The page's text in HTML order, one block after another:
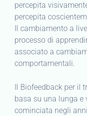
percepita
percepita
Il cambiamento a
processo di
associato a
comportamentali.
Il Biofeedback per il
basa su una lunga
cominciata negli